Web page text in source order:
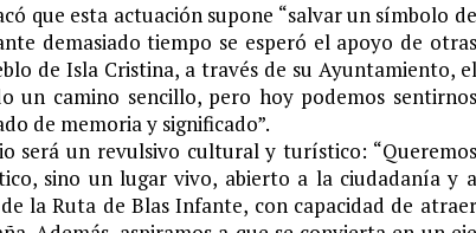
que esta actuación supone “salvar un símbolo de
demasiado tiempo se esperó el apoyo de otras
de Isla Cristina, a través de su Ayuntamiento, el
un camino sencillo, pero hoy podemos sentirnos
de memoria y significado”.
será un revulsivo cultural y turístico: “Queremos
sino un lugar vivo, abierto a la ciudadanía y a
la Ruta de Blas Infante, con capacidad de atraer